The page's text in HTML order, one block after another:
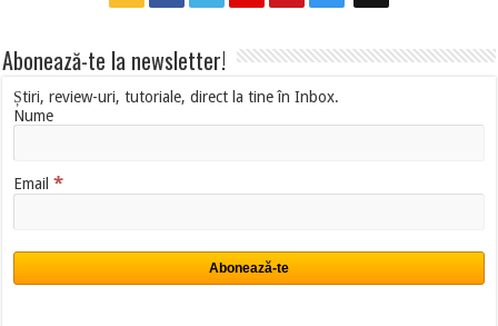
Abonează-te la newsletter!
Știri, review-uri, tutoriale, direct la tine în Inbox.
Nume
Email*